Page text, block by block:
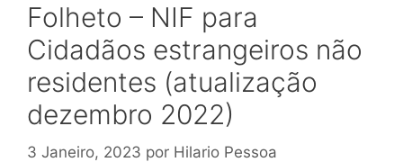
Folheto – NIF para
Cidadãos estrangeiros não
residentes (atualização
dezembro 2022)
3 Janeiro, 2023 por Hilario Pessoa